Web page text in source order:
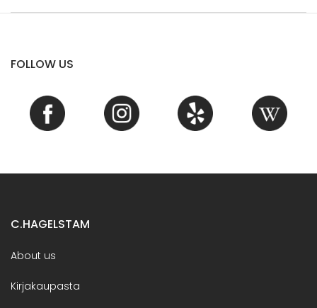
FOLLOW US
C.HAGELSTAM
About us
Kirjakaupasta